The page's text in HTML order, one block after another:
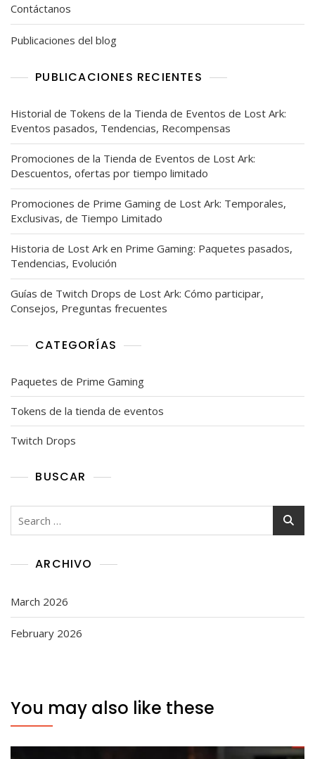
Contáctanos
Publicaciones del blog
PUBLICACIONES RECIENTES
Historial de Tokens de la Tienda de Eventos de Lost Ark:
Eventos pasados, Tendencias, Recompensas
Promociones de la Tienda de Eventos de Lost Ark:
Descuentos, ofertas por tiempo limitado
Promociones de Prime Gaming de Lost Ark: Temporales,
Exclusivas, de Tiempo Limitado
Historia de Lost Ark en Prime Gaming: Paquetes pasados,
Tendencias, Evolución
Guías de Twitch Drops de Lost Ark: Cómo participar,
Consejos, Preguntas frecuentes
CATEGORÍAS
Paquetes de Prime Gaming
Tokens de la tienda de eventos
Twitch Drops
BUSCAR
ARCHIVO
March 2026
February 2026
You may also like these